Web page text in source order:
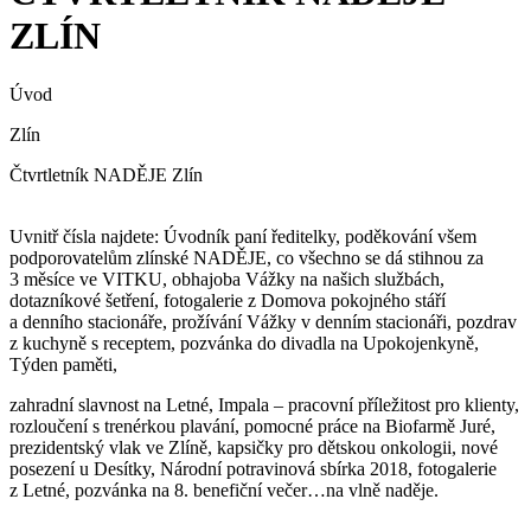
ZLÍN
Úvod
Zlín
Čtvrtletník NADĚJE Zlín
Uvnitř čísla najdete: Úvodník paní ředitelky, poděkování všem
podporovatelům zlínské NADĚJE, co všechno se dá stihnou za
3 měsíce ve VITKU, obhajoba Vážky na našich službách,
dotazníkové šetření, fotogalerie z Domova pokojného stáří
a denního stacionáře, prožívání Vážky v denním stacionáři, pozdrav
z kuchyně s receptem, pozvánka do divadla na Upokojenkyně,
Týden paměti,
zahradní slavnost na Letné, Impala – pracovní příležitost pro klienty,
rozloučení s trenérkou plavání, pomocné práce na Biofarmě Juré,
prezidentský vlak ve Zlíně, kapsičky pro dětskou onkologii, nové
posezení u Desítky, Národní potravinová sbírka 2018, fotogalerie
z Letné, pozvánka na 8. benefiční večer…na vlně naděje.